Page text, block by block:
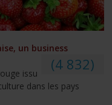
un business
(4 832)
issu
dans les pays